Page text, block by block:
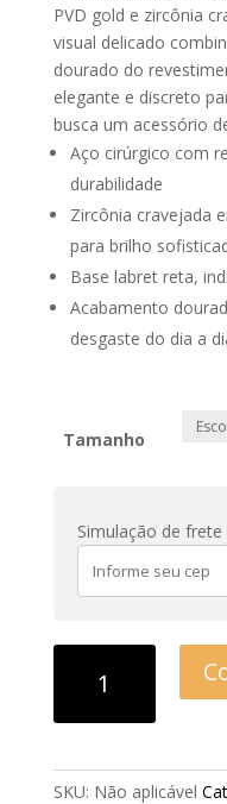
PVD gold e zircônia
visual delicado
dourado do
elegante e discreto
busca um acessório
Aço cirúrgico com
durabilidade
Zircônia cravejada
para brilho
Base labret reta,
Acabamento
desgaste do dia a
Tamanho
Simulação de frete
SKU: Não aplicável